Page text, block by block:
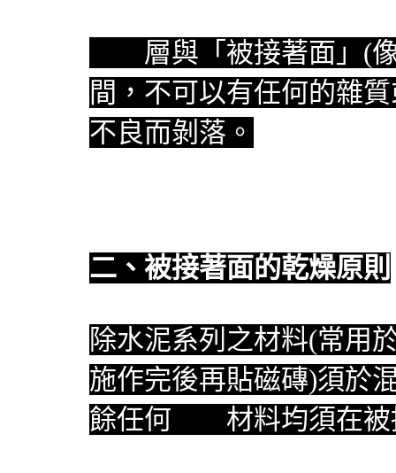
層與「被接著面」(
間，不可以有任何的雜
不良而剝落。
二、被接著面的乾燥原則
除水泥系列之材料(常用
施作完後再貼磁磚)須於
餘任何
材料均須在